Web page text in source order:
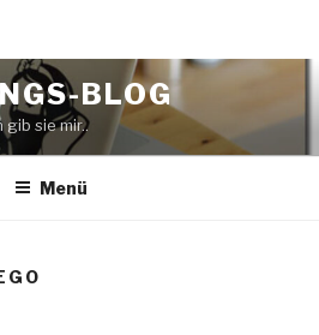
BLOG
gib sie mir..
Menü